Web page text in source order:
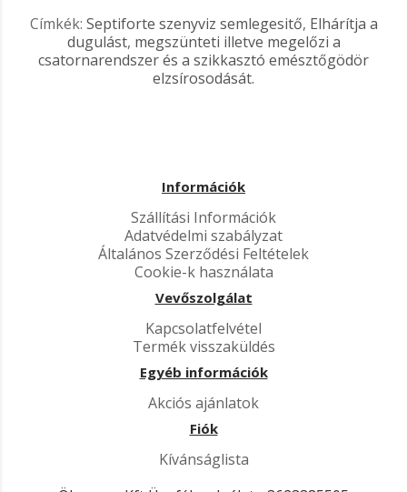
Címkék: Septiforte szenyviz semlegesitő, Elhárítja a
dugulást, megszünteti illetve megelőzi a
csatornarendszer és a szikkasztó emésztőgödör
elzsírosodását.
Információk
Szállítási Információk
Adatvédelmi szabályzat
Általános Szerződési Feltételek
Cookie-k használata
Vevőszolgálat
Kapcsolatfelvétel
Termék visszaküldés
Egyéb információk
Akciós ajánlatok
Fiók
Kívánságlista